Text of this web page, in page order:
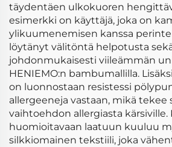
täydentäen ulkokuoren
esimerkki on käyttäjä, joka on
ylikuumenemisen kanssa
löytänyt välitöntä helpotusta
johdonmukaisesti viileämmän
HENIEMO:n bambumallilla.
on luonnostaan resistessi
allergeeneja vastaan, mikä tekee
vaihtoehdon allergiasta kärsiville.
huomioitavaan laatuun kuuluu
silkkiomainen tekstiili, joka